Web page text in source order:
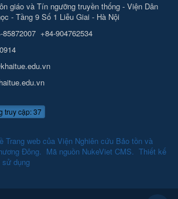
giáo và Tín ngưỡng truyền thống - Viện Dân
- Tầng 9 Số 1 Liễu Giai - Hà Nội
85872007 +84-904762534
truy cập: 37
Trang web của Viện Nghiên cứu Bảo tồn và
Đông. Mã nguồn NukeViet CMS. Thiết kế
dụng